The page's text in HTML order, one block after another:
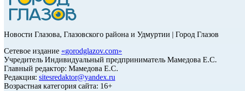
Новости Глазова, Глазовского района и Удмуртии | Город Глазов
Сетевое издание «gorodglazov.com»
Учредитель Индивидуальный предприниматель Мамедова Е.С.
Главный редактор: Мамедова Е.С.
Редакция: sitesredaktor@yandex.ru
Возрастная категория сайта: 16+